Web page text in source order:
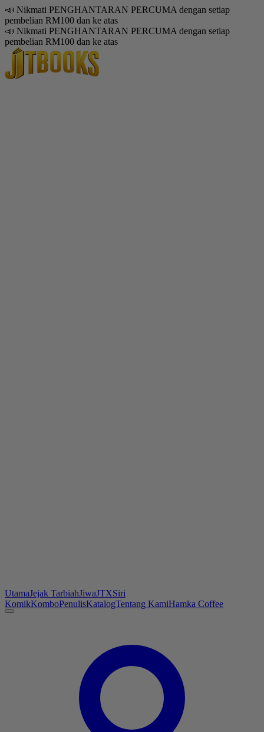
📣 Nikmati PENGHANTARAN PERCUMA dengan setiap
pembelian RM100 dan ke atas
📣 Nikmati PENGHANTARAN PERCUMA dengan setiap
pembelian RM100 dan ke atas
UtamaJejak TarbiahJiwaJTXSiri
KomikKomboPenulisKatalogTentang KamiHamka Coffee